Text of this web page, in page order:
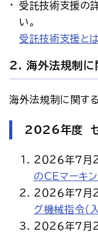
受託技術支援の
い。
受託技術支援とは
2. 海外法規制に
海外法規制に関す
2026年度 セ
２０２６年７月
のCEマーキ
２０２６年７月
グ機械指令（
２０２６年７月